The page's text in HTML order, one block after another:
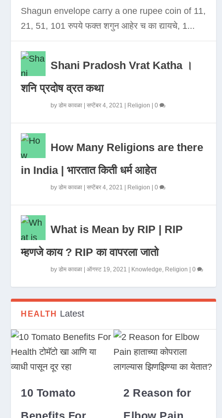
Shagun envelope carry a one rupee coin of 11,
21, 51, 101 रुपये फक्त शगुन आहेर च का द्यायचे, 1...
Shani Pradosh Vrat Katha ।
शनि प्रदोष व्रत कथा
byडोम कावळा |सप्टेंबर 4, 2021 Religion |0
How Many Religions are there
in India | भारतात किती धर्म आहेत
byडोम कावळा |सप्टेंबर 4, 2021 Religion |0
What is Mean by RIP | RIP
म्हणजे काय ? RIP का वापरला जातो
byडोम कावळा |ऑगस्ट 19, 2021 Knowledge, Religion |0
HEALTH Latest
10 Tomato
2 Reason for